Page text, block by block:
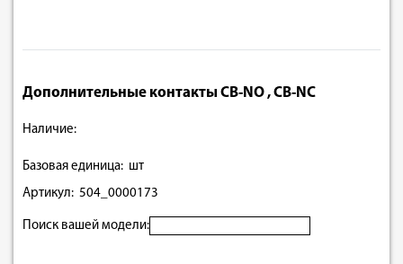
Дополнительные контакты СВ-NО , СВ-NС
Наличие:
Базовая единица: шт
Артикул: 504_0000173
Поиск вашей модели: